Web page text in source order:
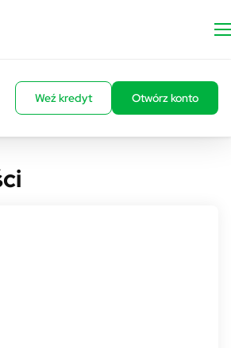
Weź kredyt Otwórz konto